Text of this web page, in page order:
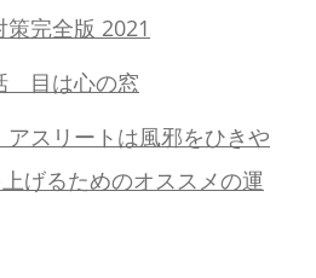
完全版 2021
目は心の窓
アスリートは風邪をひきや
げるためのオススメの運